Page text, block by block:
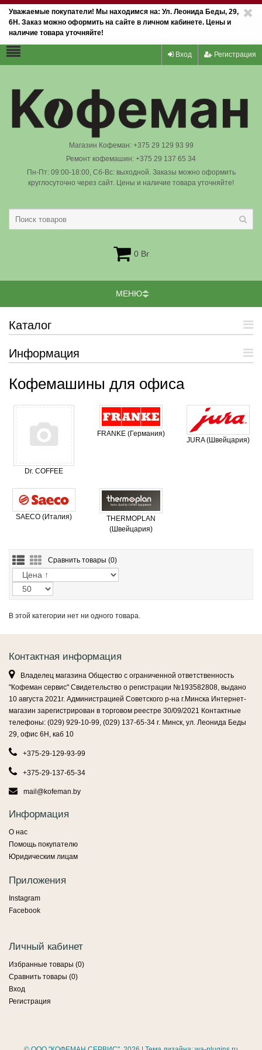
Уважаемые покупатели! Мы находимся на: Ул. Леонида Беды, 29,
6Н. Заказ можно оформить на сайте в личном кабинете. Цены и
наличие товара уточняйте!
Вход Регистрация
Магазин Кофеман: +375 29 129 93 99
Ремонт кофемашин: +375 29 137 65 34
Пн-Пт: 09:00-18:00, Сб-Вс: выходной. Заказы можно оформить
круглосуточно через сайт. Цены и наличие товара уточняйте!
0 Br
МЕНЮ
Каталог
Информация
Кофемашины для офиса
Dr. COFFEE
FRANKE (Германия)
JURA (Швейцария)
SAECO (Италия)
THERMOPLAN
(Швейцария)
Сравнить товары (0)
В этой категории нет ни одного товара.
Контактная информация
Владелец магазина Общество с ограниченной ответственность
"Кофеман сервис" Свидетельство о регистрации №193582808, выдано
10 августа 2021г. Администрацией Советского р-на г.Минска Интернет-
магазин зарегистрирован в торговом реестре 30/09/2021 Контактные
телефоны: (029) 929-10-99, (029) 137-65-34 г. Минск, ул. Леонида Беды
29, офис 6Н, каб 10
+375-29-129-93-99
+375-29-137-65-34
mail@kofeman.by
Информация
О нас
Помощь покупателю
Юридическим лицам
Приложения
Instagram
Facebook
Личный кабинет
Избранные товары (0)
Сравнить товары (0)
Вход
Регистрация